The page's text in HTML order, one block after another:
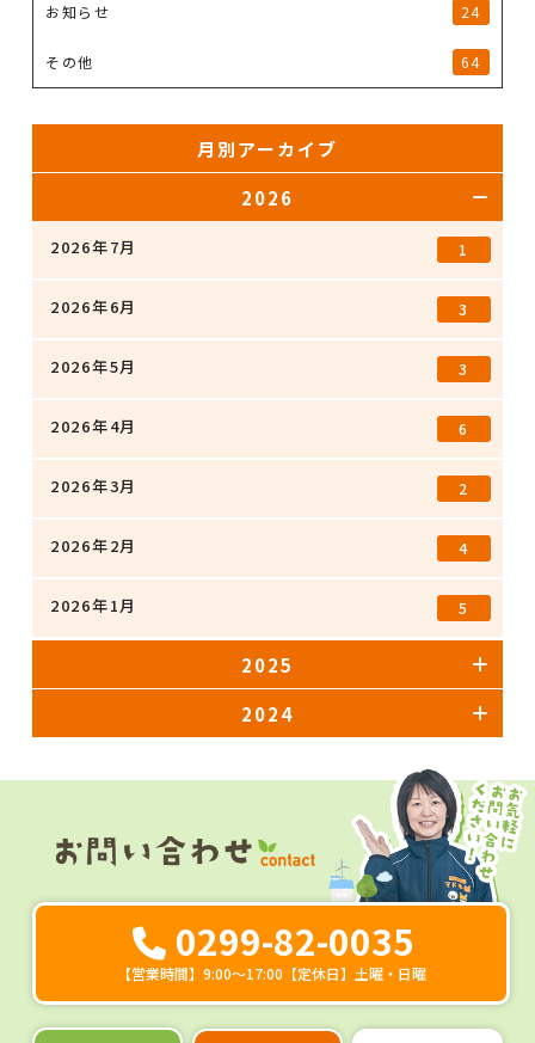
お知らせ 24
その他 64
月別アーカイブ
2026
2026年7月 1
2026年6月 3
2026年5月 3
2026年4月 6
2026年3月 2
2026年2月 4
2026年1月 5
2025
2024
0299-82-0035
【営業時間】9:00～17:00【定休日】土曜・日曜